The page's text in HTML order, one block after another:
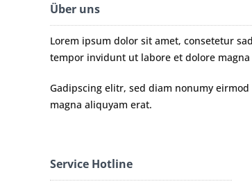
Über uns
Lorem ipsum dolor sit amet, consetetur
tempor invidunt ut labore et dolore
Gadipscing elitr, sed diam nonumy
magna aliquyam erat.
Service Hotline